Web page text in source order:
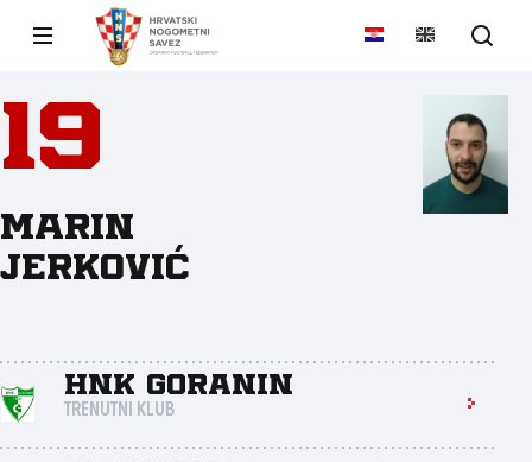
19
Marin
Jerković
HNK Goranin
TRENUTNI KLUB